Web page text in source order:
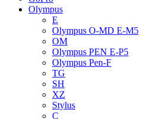
Olympus
E
Olympus O-MD E-M5
OM
Olympus PEN E-P5
Olympus Pen-F
TG
SH
XZ
Stylus
C